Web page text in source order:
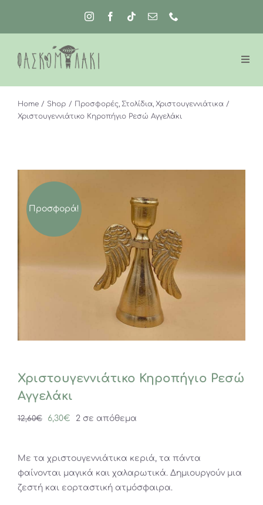
περιεχόμενο
Home Shop Προσφορές Στολίδια Χριστουγεννιάτικα
Χριστουγεννιάτικο Κηροπήγιο Ρεσώ Αγγελάκι
Προσφορά!
Χριστουγεννιάτικο Κηροπήγιο Ρεσώ
Αγγελάκι
12,60€
Original
12,60€.
6,30€ Η
είναι:
6,30€.
2 σε απόθεμα
Με τα χριστουγεννιάτικα κεριά, τα πάντα
φαίνονται μαγικά και χαλαρωτικά. Δημιουργούν μια
ζεστή και εορταστική ατμόσφαιρα.